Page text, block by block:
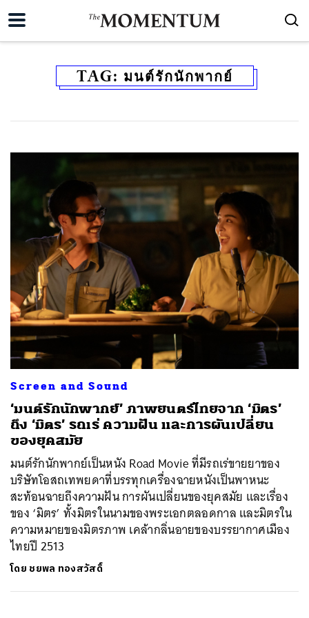
TAG: มนต์รักนักพากย์
Screen and Sound
‘มนต์รักนักพากย์’ ภาพยนตร์ไทยจาก ‘มิตร’
ถึง ‘มิตร’ รถเร่ ความฝัน และการผันเปลี่ยน
ของยุคสมัย
มนต์รักนักพากย์เป็นหนัง Road Movie ที่มีรถเร่ขายยาของ
บริษัทโอสถเทพยดาที่บรรทุกเครื่องฉายหนังเป็นพาหนะ
สะท้อนฉายถึงความฝัน การผันเปลี่ยนของยุคสมัย และเรื่อง
ของ ‘มิตร’ ทั้งมิตรในนามของพระเอกตลอดกาล และมิตรใน
ความหมายของมิตรภาพ เคล้ากลิ่นอายของบรรยากาศเมือง
ไทยปี 2513
โดย ชยพล ทองสวัสดิ์
ค้นหา
SHARE TWEET